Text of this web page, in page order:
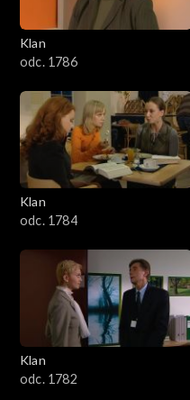
2001–2100
1901–2000
1801–1900
1701–1800
1601–1700
1501–1600
1401–1500
1301–1400
1201–1300
Klan
odc. 1786
Klan
odc. 1784
Klan
odc. 1782